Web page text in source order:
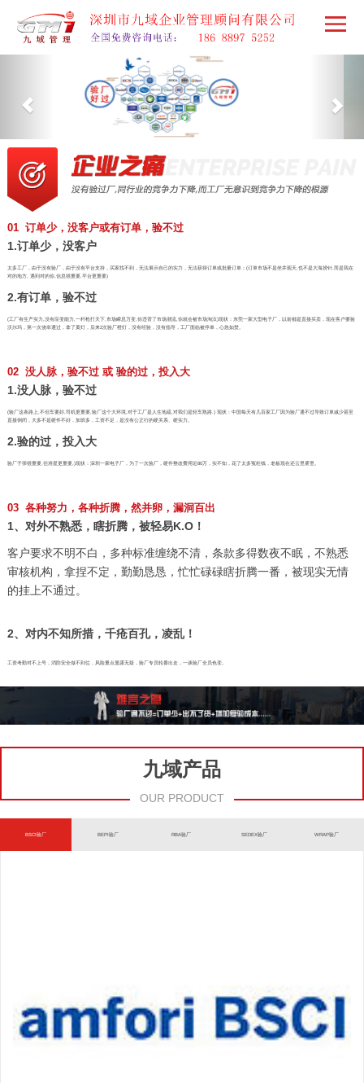
01 订单少，没客户或有订单，验不过
1.订单少，没客户
太多工厂，由于没有验厂，由于没有平台支持，买家找不到，无法展示自己的实力，无法获得订单或批量订单；(订单市场不是坐井观天,也不是大海捞针,而是我在
对的地方, 遇到对的你,信息很重要,平台更重要)
2.有订单，验不过
(工厂有生产实力,没有应变能力,一杆枪打天下,市场瞬息万变,你违背了市场潮流,你就会被市场淘汰)现状：东莞一家大型电子厂，以前都是直接买卖，现在客户要验
沃尔玛，第一次侥幸通过，拿了黄灯，后来2次验厂橙灯，没有经验，没有指导，工厂面临被停单，心急如焚。
02 没人脉，验不过 或 验的过，投入大
1.没人脉，验不过
(验厂这条路上,不但车要好,司机更重要,验厂这个大环境,对于工厂是人生地疏,对我们是轻车熟路.) 现状：中国每天有几百家工厂因为验厂通不过导致订单减少甚至
直接倒闭，大多不是硬件不好，加班多，工资不足，是没有公正行的硬关系、硬实力。
2.验的过，投入大
验厂子弹很重要,但准星更重要,)现状：深圳一家电子厂，为了一次验厂，硬件整改费用近80万，实不知，花了太多冤枉钱，老板现在还云里雾里。
03 各种努力，各种折腾，然并卵，漏洞百出
1、对外不熟悉，瞎折腾，被轻易K.O！
客户要求不明不白，多种标准缠绕不清，条款多得数夜不眠，不熟悉
审核机构，拿捏不定，勤勤恳恳，忙忙碌碌瞎折腾一番，被现实无情
的挂上不通过。
2、对内不知所措，千疮百孔，凌乱！
工资考勤对不上号，消防安全做不到位，风险重点显露无疑，验厂专员轮番出走，一谈验厂全员色变。
九域产品
OUR PRODUCT
BSCI验厂 BEPI验厂 RBA验厂 SEDEX验厂 WRAP验厂